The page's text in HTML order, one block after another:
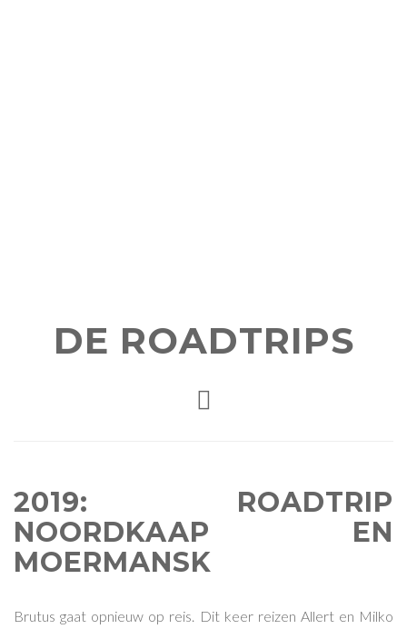
DE ROADTRIPS
2019: ROADTRIP
NOORDKAAP EN
MOERMANSK
Brutus gaat opnieuw op reis. Dit keer reizen Allert en Milko